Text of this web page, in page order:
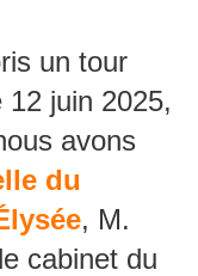
un tour
juin 2025,
avons
du
, M.
cabinet du